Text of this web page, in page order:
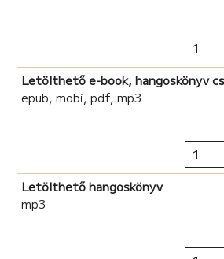
Letölthető e-book, hangoskönyv
epub, mobi, pdf, mp3
Letölthető hangoskönyv
mp3